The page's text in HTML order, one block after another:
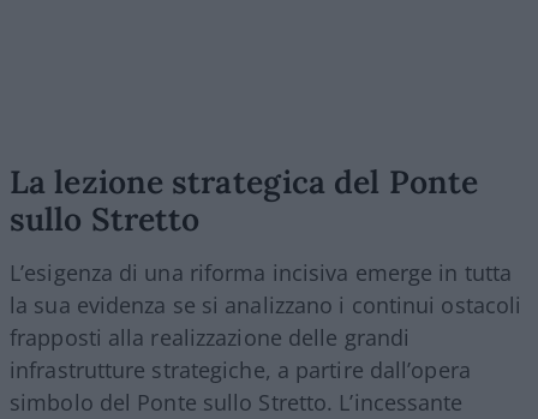
La lezione strategica del Ponte
sullo Stretto
L’esigenza di una riforma incisiva emerge in tutta
la sua evidenza se si analizzano i continui ostacoli
frapposti alla realizzazione delle grandi
infrastrutture strategiche, a partire dall’opera
simbolo del Ponte sullo Stretto. L’incessante